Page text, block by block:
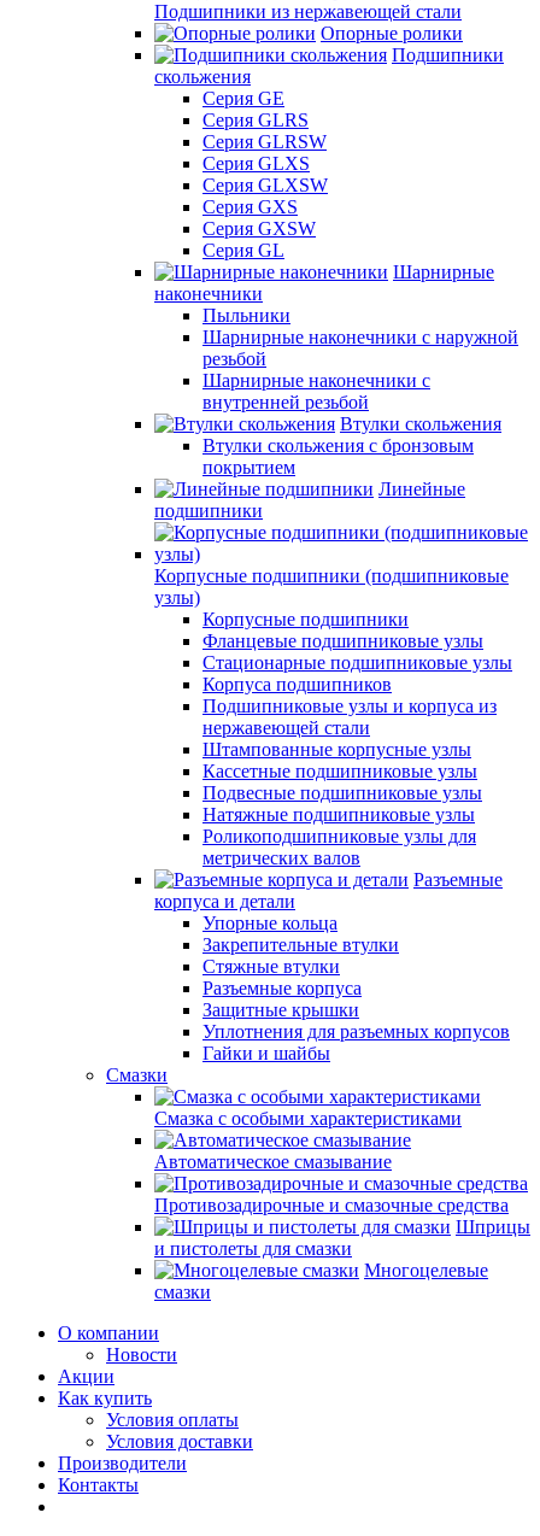
Подшипники из нержавеющей стали
Опорные ролики
Подшипники
скольжения
Серия GE
Серия GLRS
Серия GLRSW
Серия GLXS
Серия GLXSW
Серия GXS
Серия GXSW
Серия GL
Шарнирные
наконечники
Пыльники
Шарнирные наконечники с наружной
резьбой
Шарнирные наконечники с
внутренней резьбой
Втулки скольжения
Втулки скольжения с бронзовым
покрытием
Линейные
подшипники
Корпусные подшипники (подшипниковые
узлы)
Корпусные подшипники
Фланцевые подшипниковые узлы
Стационарные подшипниковые узлы
Корпуса подшипников
Подшипниковые узлы и корпуса из
нержавеющей стали
Штампованные корпусные узлы
Кассетные подшипниковые узлы
Подвесные подшипниковые узлы
Натяжные подшипниковые узлы
Роликоподшипниковые узлы для
метрических валов
Разъемные
корпуса и детали
Упорные кольца
Закрепительные втулки
Стяжные втулки
Разъемные корпуса
Защитные крышки
Уплотнения для разъемных корпусов
Гайки и шайбы
Смазки
Смазка с особыми характеристиками
Автоматическое смазывание
Противозадирочные и смазочные средства
Шприцы
и пистолеты для смазки
Многоцелевые
смазки
О компании
Новости
Акции
Как купить
Условия оплаты
Условия доставки
Производители
Контакты